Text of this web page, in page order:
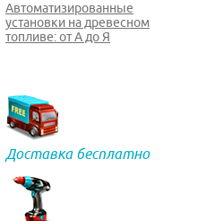
Автоматизированные
установки на древесном
топливе: от А до Я
Доставка бесплатно